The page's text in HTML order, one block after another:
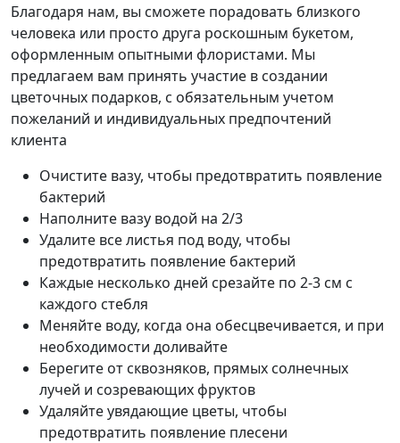
Благодаря нам, вы сможете порадовать близкого
человека или просто друга роскошным букетом,
оформленным опытными флористами. Мы
предлагаем вам принять участие в создании
цветочных подарков, с обязательным учетом
пожеланий и индивидуальных предпочтений
клиента
Очистите вазу, чтобы предотвратить появление
бактерий
Наполните вазу водой на 2/3
Удалите все листья под воду, чтобы
предотвратить появление бактерий
Каждые несколько дней срезайте по 2-3 см с
каждого стебля
Меняйте воду, когда она обесцвечивается, и при
необходимости доливайте
Берегите от сквозняков, прямых солнечных
лучей и созревающих фруктов
Удаляйте увядающие цветы, чтобы
предотвратить появление плесени